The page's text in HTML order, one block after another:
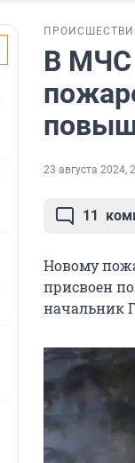
В МЧС
23 августа 2024,
11
Новому
присвоен
начальник